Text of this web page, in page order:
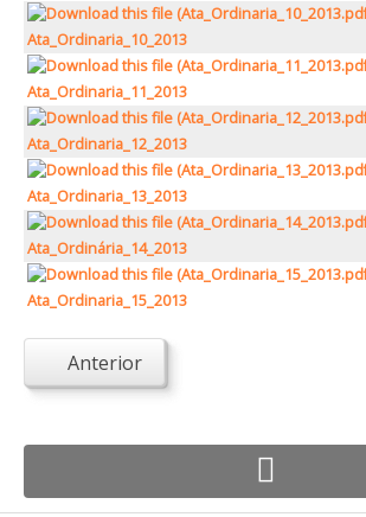
Sugestões/Reclamações
Tabela - Taxas e Licenças
Avarias na Iluminação Pública
AREIAS E PIAS
Contactos Úteis
Equipamentos
Culturais
Escolas
Património
Ata_Ordinaria_10_2013
Ata_Ordinaria_11_2013
Ata_Ordinaria_12_2013
Ata_Ordinaria_13_2013
Ata_Ordinária_14_2013
Ata_Ordinaria_15_2013
Anterior